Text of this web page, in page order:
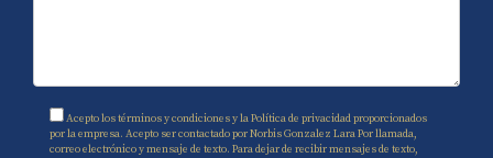
Acepto los términos y condiciones y la Política de privacidad proporcionados
por la empresa. Acepto ser contactado por Norbis Gonzalez Lara Por llamada,
correo electrónico y mensaje de texto. Para dejar de recibir mensajes de texto,